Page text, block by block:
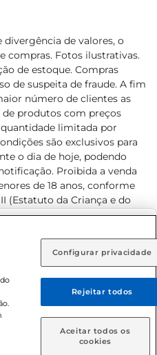
como deseja receber
Retire em Loja
divergência de valores, o
compras. Fotos ilustrativas.
de estoque. Compras
de suspeita de fraude. A fim
número de clientes as
de produtos com preços
limitada por
são exclusivos para
o dia de hoje, podendo
Proibida a venda
de 18 anos, conforme
(Estatuto da Criança e do
exclusivos para o
compras on-line é de R$
Todos os direitos
Prezunic.
Configurar privacidade
Rejeitar todos
Aceitar todos os
cookies